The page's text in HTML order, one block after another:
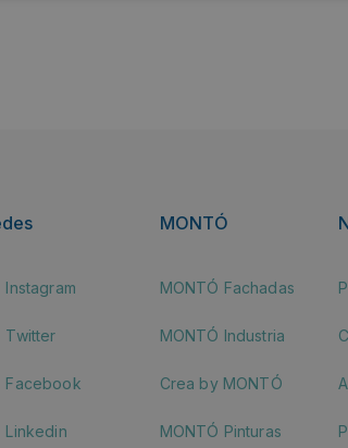
Instagram
Twitter
Facebook
Linkedin
MONTÓ
MONTÓ Fachadas
MONTÓ Industria
Crea by MONTÓ
MONTÓ Pinturas